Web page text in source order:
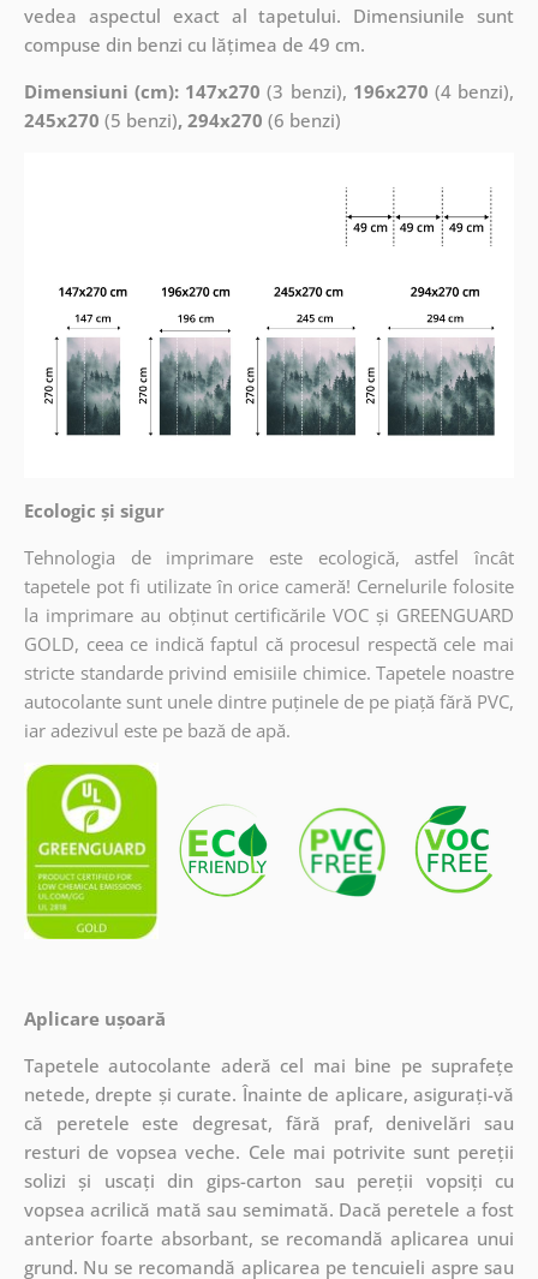
vedea aspectul exact al tapetului. Dimensiunile sunt
compuse din benzi cu lățimea de 49 cm.
Dimensiuni (cm): 147x270 (3 benzi), 196x270 (4 benzi),
245x270 (5 benzi), 294x270 (6 benzi)
Ecologic și sigur
Tehnologia de imprimare este ecologică, astfel încât
tapetele pot fi utilizate în orice cameră! Cernelurile folosite
la imprimare au obținut certificările VOC și GREENGUARD
GOLD, ceea ce indică faptul că procesul respectă cele mai
stricte standarde privind emisiile chimice. Tapetele noastre
autocolante sunt unele dintre puținele de pe piață fără PVC,
iar adezivul este pe bază de apă.
Aplicare ușoară
Tapetele autocolante aderă cel mai bine pe suprafețe
netede, drepte și curate. Înainte de aplicare, asigurați-vă
că peretele este degresat, fără praf, denivelări sau
resturi de vopsea veche. Cele mai potrivite sunt pereții
solizi și uscați din gips-carton sau pereții vopsiți cu
vopsea acrilică mată sau semimată. Dacă peretele a fost
anterior foarte absorbant, se recomandă aplicarea unui
grund. Nu se recomandă aplicarea pe tencuieli aspre sau